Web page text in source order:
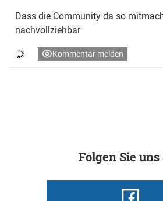
Dass die Community da so
nachvollziehbar
Kommentar melden
Folgen Sie uns